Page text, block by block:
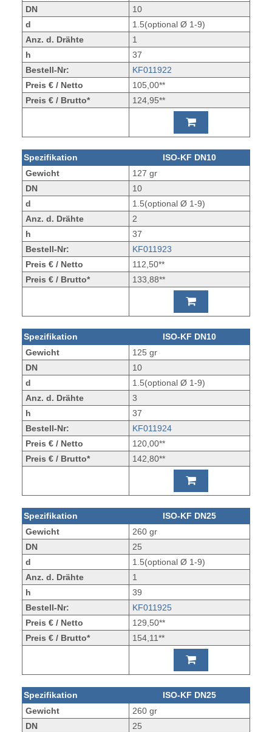
DN
10
d
1.5(optional Ø 1-9)
Anz. d. Drähte
1
h
37
Bestell-Nr:
KF011922
Preis € / Netto
105,00**
Preis € / Brutto*
124,95**
Spezifikation
ISO-KF DN10
Gewicht
127 gr
DN
10
d
1.5(optional Ø 1-9)
Anz. d. Drähte
2
h
37
Bestell-Nr:
KF011923
Preis € / Netto
112,50**
Preis € / Brutto*
133,88**
Spezifikation
ISO-KF DN10
Gewicht
125 gr
DN
10
d
1.5(optional Ø 1-9)
Anz. d. Drähte
3
h
37
Bestell-Nr:
KF011924
Preis € / Netto
120,00**
Preis € / Brutto*
142,80**
Spezifikation
ISO-KF DN25
Gewicht
260 gr
DN
25
d
1.5(optional Ø 1-9)
Anz. d. Drähte
1
h
39
Bestell-Nr:
KF011925
Preis € / Netto
129,50**
Preis € / Brutto*
154,11**
Spezifikation
ISO-KF DN25
Gewicht
260 gr
DN
25